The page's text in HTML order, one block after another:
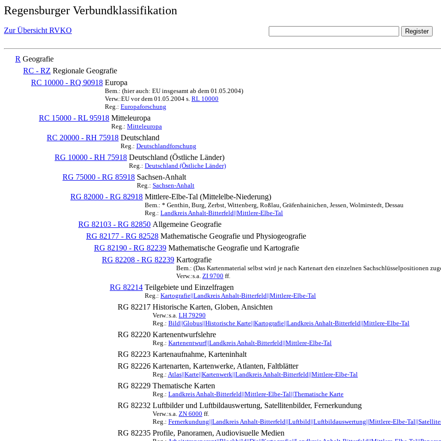
Regensburger Verbundklassifikation
Zur Übersicht RVKO
R Geografie
RC - RZ Regionale Geografie
RC 10000 - RQ 90918 Europa
Bem.: (hier auch: EU insgesamt ab dem 01.05.2004)
Verw.:EU vor dem 01.05.2004 s. RL 10000
Reg.: Europaforschung
RC 15000 - RL 95918 Mitteleuropa
Reg.: Mitteleuropa
RC 20000 - RH 75918 Deutschland
Reg.: Deutschlandforschung
RG 10000 - RH 75918 Deutschland (Östliche Länder)
Reg.: Deutschland (Östliche Länder)
RG 75000 - RG 85918 Sachsen-Anhalt
Reg.: Sachsen-Anhalt
RG 82000 - RG 82918 Mittlere-Elbe-Tal (Mittelelbe-Niederung)
Bem.: * Genthin, Burg, Zerbst, Wittenberg, Roßlau, Gräfenhainichen, Jessen, Wolmirstedt, Dessau
Reg.: Landkreis Anhalt-Bitterfeld||Mittlere-Elbe-Tal
RG 82103 - RG 82850 Allgemeine Geografie
RG 82177 - RG 82528 Mathematische Geografie und Physiogeografie
RG 82190 - RG 82239 Mathematische Geografie und Kartografie
RG 82208 - RG 82239 Kartografie
Bem.: (Das Kartenmaterial selbst wird je nach Kartenart den einzelnen Sachschlüsselpositionen
Verw.:s.a. ZI 9700 ff.
RG 82214 Teilgebiete und Einzelfragen
Reg.: Kartografie||Landkreis Anhalt-Bitterfeld||Mittlere-Elbe-Tal
RG 82217 Historische Karten, Globen, Ansichten
Verw.:s.a. LH 79290
Reg.: Bild||Globus||Historische Karte||Kartografie||Landkreis Anhalt-Bitterfeld||Mittlere-Elbe-Tal
RG 82220 Kartenentwurfslehre
Reg.: Kartenentwurf||Landkreis Anhalt-Bitterfeld||Mittlere-Elbe-Tal
RG 82223 Kartenaufnahme, Karteninhalt
RG 82226 Kartenarten, Kartenwerke, Atlanten, Faltblätter
Reg.: Atlas||Karte||Kartenwerk||Landkreis Anhalt-Bitterfeld||Mittlere-Elbe-Tal
RG 82229 Thematische Karten
Reg.: Landkreis Anhalt-Bitterfeld||Mittlere-Elbe-Tal||Thematische Karte
RG 82232 Luftbilder und Luftbildauswertung, Satellitenbilder, Fernerkundung
Verw.:s.a. ZN 6000 ff.
Reg.: Fernerkundung||Landkreis Anhalt-Bitterfeld||Luftbild||Luftbildauswertung||Mittlere-Elbe-
RG 82235 Profile, Panoramen, Audiovisuelle Medien